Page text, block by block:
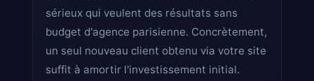
sérieux qui veulent des résultats sans
budget d'agence parisienne. Concrètement,
un seul nouveau client obtenu via votre site
suffit à amortir l'investissement initial.